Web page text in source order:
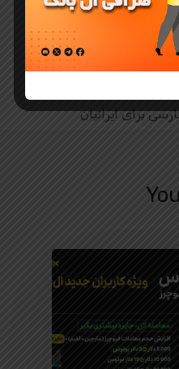
ایران
برای ایرانیان